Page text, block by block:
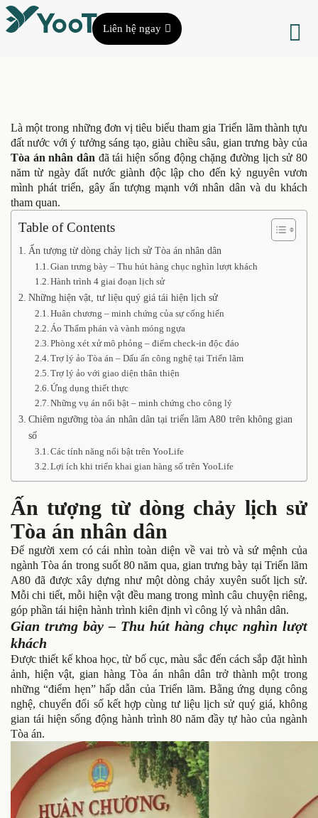
Liên hệ ngay
Là một trong những đơn vị tiêu biểu tham gia Triển lãm thành tựu
đất nước với ý tưởng sáng tạo, giàu chiều sâu, gian trưng bày của
Tòa án nhân dân đã tái hiện sống động chặng đường lịch sử 80
năm từ ngày đất nước giành độc lập cho đến kỷ nguyên vươn
mình phát triển, gây ấn tượng mạnh với nhân dân và du khách
tham quan.
Table of Contents
Ấn tượng từ dòng chảy lịch sử Tòa án nhân dân
Gian trưng bày – Thu hút hàng chục nghìn lượt khách
Hành trình 4 giai đoạn lịch sử
Những hiện vật, tư liệu quý giá tái hiện lịch sử
Huân chương – minh chứng của sự cống hiến
Áo Thẩm phán và vành móng ngựa
Phòng xét xử mô phỏng – điểm check-in độc đáo
Trợ lý ảo Tòa án – Dấu ấn công nghệ tại Triển lãm
Trợ lý ảo với giao diện thân thiện
Ứng dụng thiết thực
Những vụ án nổi bật – minh chứng cho công lý
Chiêm ngưỡng tòa án nhân dân tại triển lãm A80 trên không gian
số
Các tính năng nổi bật trên YooLife
Lợi ích khi triển khai gian hàng số trên YooLife
Ấn tượng từ dòng chảy lịch sử
Tòa án nhân dân
Để người xem có cái nhìn toàn diện về vai trò và sứ mệnh của
ngành Tòa án trong suốt 80 năm qua, gian trưng bày tại Triển lãm
A80 đã được xây dựng như một dòng chảy xuyên suốt lịch sử.
Mỗi chi tiết, mỗi hiện vật đều mang trong mình câu chuyện riêng,
góp phần tái hiện hành trình kiên định vì công lý và nhân dân.
Gian trưng bày – Thu hút hàng chục nghìn lượt
khách
Được thiết kế khoa học, từ bố cục, màu sắc đến cách sắp đặt hình
ảnh, hiện vật, gian hàng Tòa án nhân dân trở thành một trong
những “điểm hẹn” hấp dẫn của Triển lãm. Bằng ứng dụng công
nghệ, chuyển đổi số kết hợp cùng tư liệu lịch sử quý giá, không
gian tái hiện sống động hành trình 80 năm đầy tự hào của ngành
Tòa án.